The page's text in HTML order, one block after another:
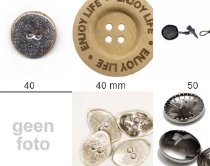
40 40 mm 50